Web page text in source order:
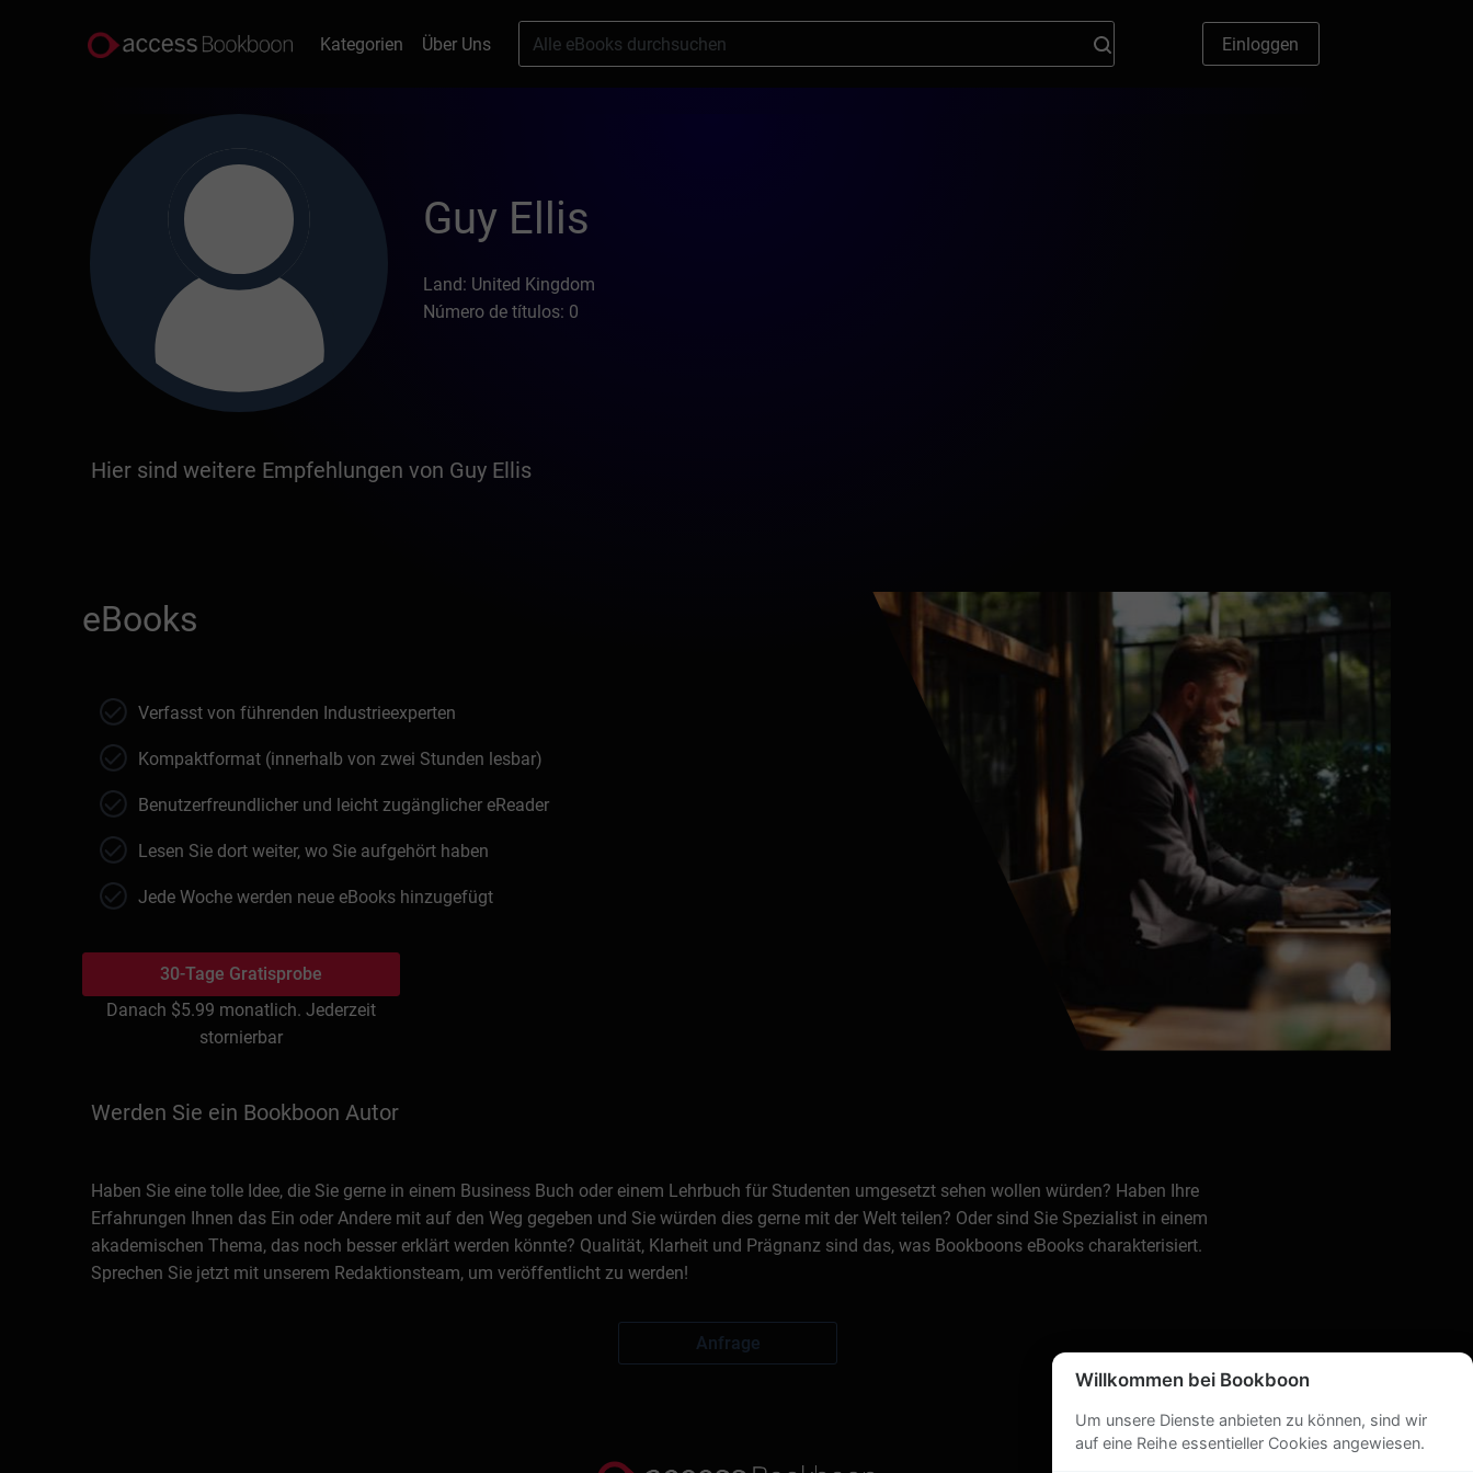
Kategorien Über Uns Einloggen
Guy Ellis
Land: United Kingdom
Número de títulos: 0
Hier sind weitere Empfehlungen von Guy Ellis
eBooks
Verfasst von führenden Industrieexperten
Kompaktformat (innerhalb von zwei Stunden lesbar)
Benutzerfreundlicher und leicht zugänglicher eReader
Lesen Sie dort weiter, wo Sie aufgehört haben
Jede Woche werden neue eBooks hinzugefügt
30-Tage Gratisprobe
Danach $5.99 monatlich. Jederzeit
stornierbar
Werden Sie ein Bookboon Autor
Haben Sie eine tolle Idee, die Sie gerne in einem Business Buch oder einem Lehrbuch für Studenten umgesetzt sehen wollen würden? Haben Ihre
Erfahrungen Ihnen das Ein oder Andere mit auf den Weg gegeben und Sie würden dies gerne mit der Welt teilen? Oder sind Sie Spezialist in einem
akademischen Thema, das noch besser erklärt werden könnte? Qualität, Klarheit und Prägnanz sind das, was Bookboons eBooks charakterisiert.
Sprechen Sie jetzt mit unserem Redaktionsteam, um veröffentlicht zu werden!
Anfrage
Willkommen bei Bookboon
Um unsere Dienste anbieten zu können, sind wir
auf eine Reihe essentieller Cookies angewiesen.